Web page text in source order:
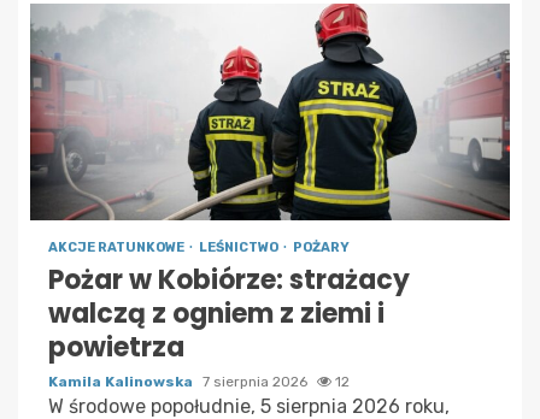
AKCJE RATUNKOWE LEŚNICTWO POŻARY
Pożar w Kobiórze: strażacy
walczą z ogniem z ziemi i
powietrza
Kamila Kalinowska 7 sierpnia 2026 12
W środowe popołudnie, 5 sierpnia 2026 roku,